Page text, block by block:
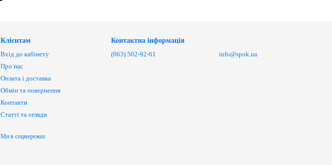
Клієнтам
Вхід до кабінету
Про нас
Оплата і доставка
Обмін та повернення
Контакти
Статті та огляди
Ми в соцмережах
Контактна інформація
(063) 502-92-61
info@spok.ua